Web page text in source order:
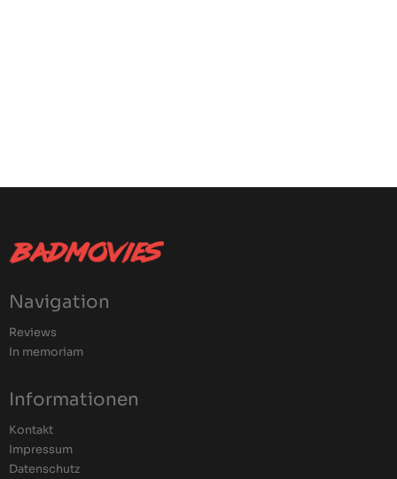
Navigation
Reviews
In memoriam
Informationen
Kontakt
Impressum
Datenschutz